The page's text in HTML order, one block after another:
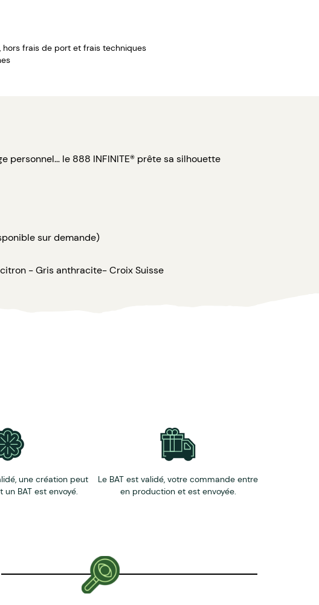
hors frais de port et frais techniques
personnel… le 888 INFINITE® prête sa silhouette
sur demande)
- Gris anthracite- Croix Suisse
une création peut
BAT est envoyé.
Le BAT est validé, votre commande entre
en production et est envoyée.